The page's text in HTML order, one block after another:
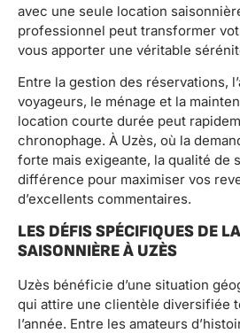
avec une seule location
professionnel peut transformer
vous apporter une véritable
Entre la gestion des réservations,
voyageurs, le ménage et la
location courte durée peut
chronophage. À Uzès, où la
forte mais exigeante, la qualité de
différence pour maximiser vos
d’excellents commentaires.
LES DÉFIS SPÉCIFIQUES DE
SAISONNIÈRE À UZÈS
Uzès bénéficie d’une situation
qui attire une clientèle diversifiée
l’année. Entre les amateurs